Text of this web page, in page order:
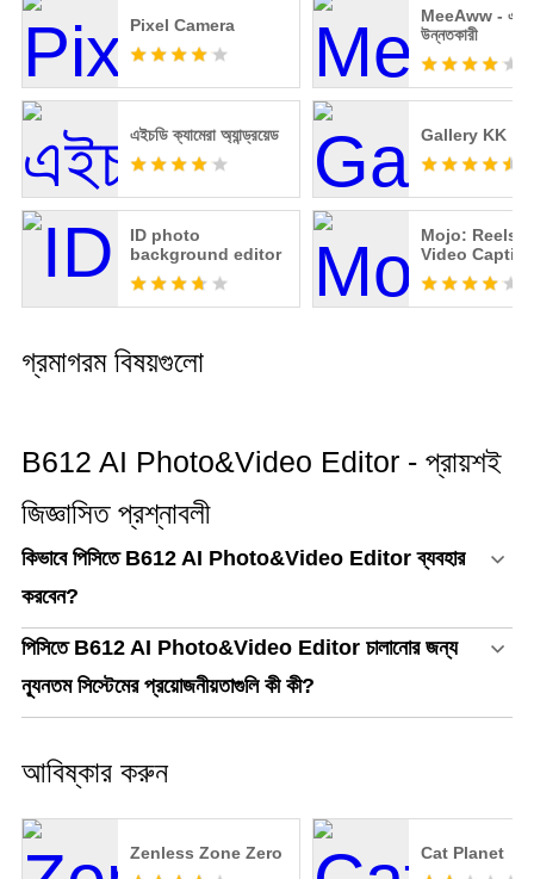
Pixel Camera
MeeAww -
উন্নতকারী
এইচডি ক্যামেরা অ্যান্ড্রয়েড Gallery KK
ID photo
background editor
Mojo: Reels
Video
গ্রমাগরম বিষয়গুলো
B612 AI Photo&Video Editor - প্রায়শই
জিজ্ঞাসিত প্রশ্নাবলী
কিভাবে পিসিতে B612 AI Photo&Video Editor ব্যবহার
করবেন?
পিসিতে B612 AI Photo&Video Editor চালানোর জন্য
ন্যূনতম সিস্টেমের প্রয়োজনীয়তাগুলি কী কী?
আবিষ্কার করুন
Zenless Zone Zero Cat Planet